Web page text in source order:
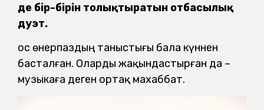
де бір-бірін толықтыратын отбасылық
дуэт.
Қос өнерпаздың таныстығы бала күннен
басталған. Оларды жақындастырған да –
музыкаға деген ортақ махаббат.